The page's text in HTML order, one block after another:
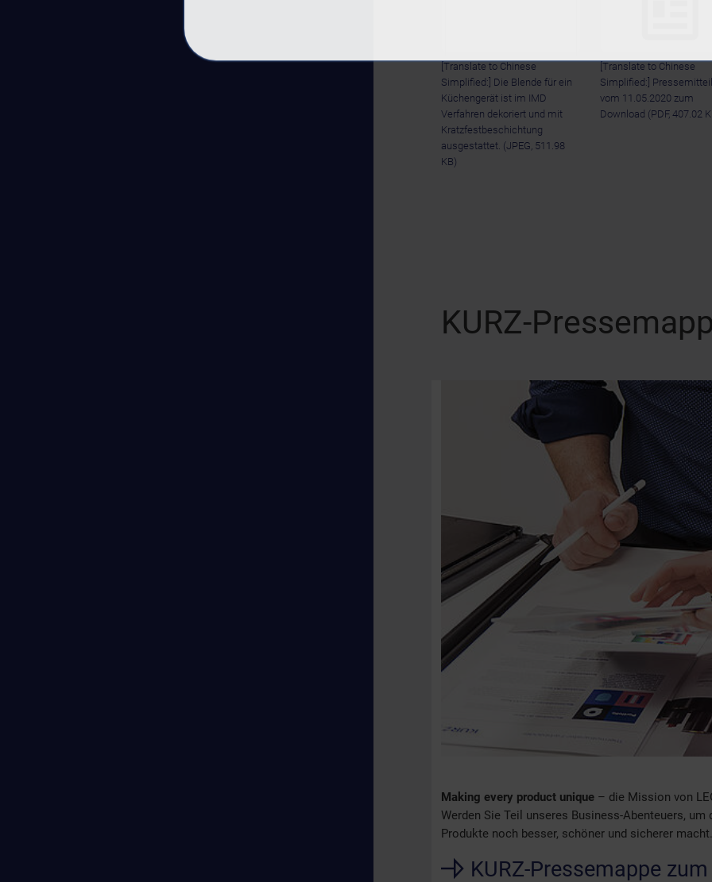
[Translate to Chinese
Simplified:] Die Blende für ein
Küchengerät ist im IMD
Verfahren dekoriert und mit
Kratzfestbeschichtung
ausgestattet. (JPEG, 511.98
KB)
[Translate to Chinese
Simplified:]
vom 11.05.2020 zum
Download (PDF, 407.02
KURZ-
Making every product unique – die Mission von
Werden Sie Teil unseres Business-Abenteuers,
Produkte noch besser, schöner und sicherer
KURZ-Pressemappe